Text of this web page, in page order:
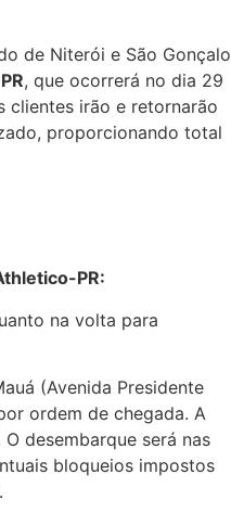
de Niterói e São Gonçalo
, que ocorrerá no dia 29
clientes irão e retornarão
proporcionando total
PR:
na volta para
(Avenida Presidente
ordem de chegada. A
desembarque será nas
bloqueios impostos